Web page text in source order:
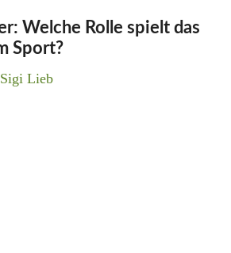
Welche Rolle spielt das
Sport?
Sigi Lieb